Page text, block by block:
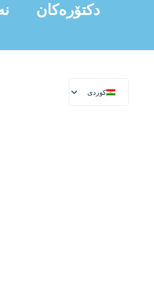
دکتۆرەکان
کوردی